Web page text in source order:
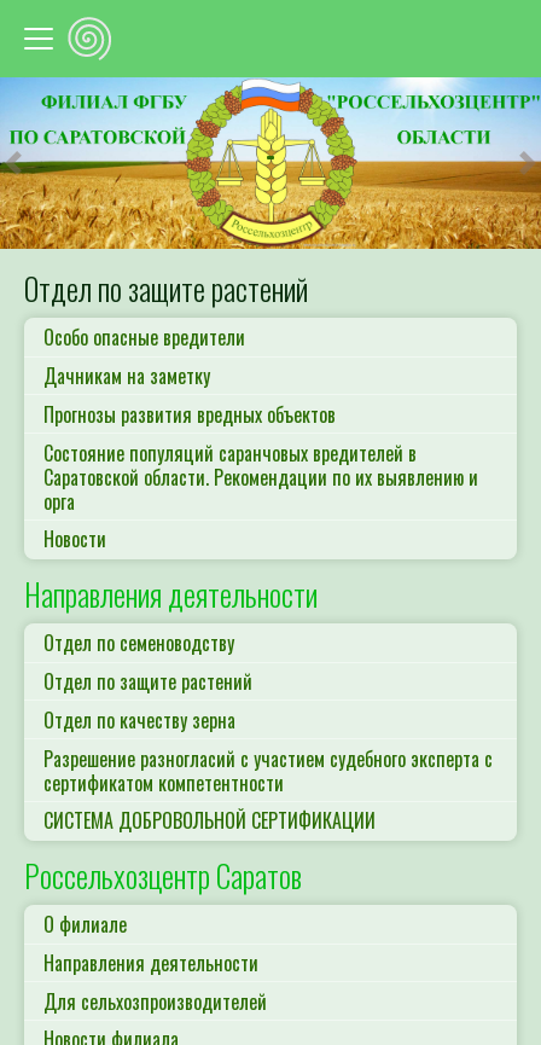
Предыдущий
Отдел по защите растений
Особо опасные вредители
Дачникам на заметку
Прогнозы развития вредных объектов
Состояние популяций саранчовых вредителей в
Саратовской области. Рекомендации по их выявлению и
орга
Новости
Направления деятельности
Отдел по семеноводству
Отдел по защите растений
Отдел по качеству зерна
Разрешение разногласий с участием судебного эксперта с
сертификатом компетентности
СИСТЕМА ДОБРОВОЛЬНОЙ СЕРТИФИКАЦИИ
Россельхозцентр Саратов
О филиале
Направления деятельности
Для сельхозпроизводителей
Новости филиала